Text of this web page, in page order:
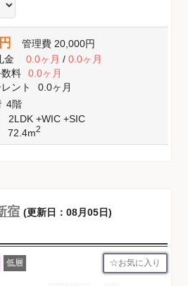
管理費 20,000円
金 0.0ヶ月/ 0.0ヶ月
料
0.0ヶ月
ント
0.0ヶ月
4階
2LDK +WIC +SIC
72.4m2
宿 (更新日：08月05日)
低層 お気に入り